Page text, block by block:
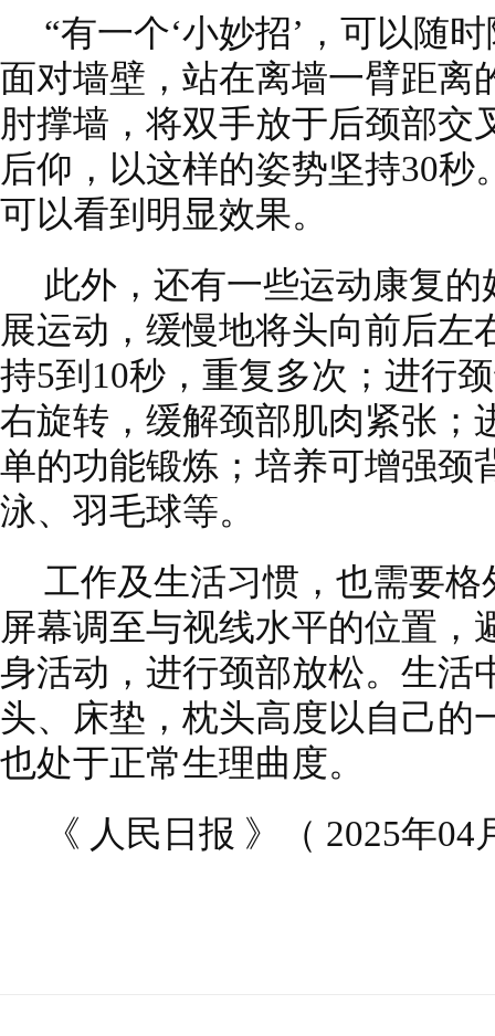
“有一个‘小妙招’，可以随
面对墙壁，站在离墙一臂距离
肘撑墙，将双手放于后颈部交
后仰，以这样的姿势坚持30
可以看到明显效果。
此外，还有一些运动康复
展运动，缓慢地将头向前后左
持5到10秒，重复多次；进行
右旋转，缓解颈部肌肉紧张；
单的功能锻炼；培养可增强颈
泳、羽毛球等。
工作及生活习惯，也需要
屏幕调至与视线水平的位置，
身活动，进行颈部放松。生活
头、床垫，枕头高度以自己的
也处于正常生理曲度。
《 人民日报 》（ 2025年04